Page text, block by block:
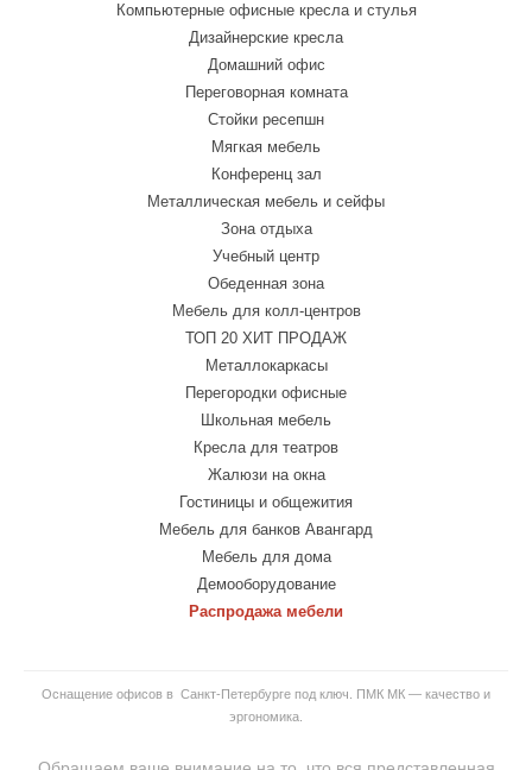
Компьютерные офисные кресла и стулья
Дизайнерские кресла
Домашний офис
Переговорная комната
Стойки ресепшн
Мягкая мебель
Конференц зал
Металлическая мебель и сейфы
Зона отдыха
Учебный центр
Обеденная зона
Мебель для колл-центров
ТОП 20 ХИТ ПРОДАЖ
Металлокаркасы
Перегородки офисные
Школьная мебель
Кресла для театров
Жалюзи на окна
Гостиницы и общежития
Мебель для банков Авангард
Мебель для дома
Демооборудование
Распродажа мебели
Оснащение офисов в Санкт-Петербурге под ключ. ПМК МК — качество и
эргономика.